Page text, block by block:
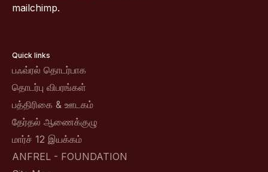
mailchimp.
Quick links
பஃவ்ரல் தொடர்பாக
தொடர்பு விபரங்கள்
பத்திரிகை & ஊடகம்
தேர்தல் ஆணைக்குழு
மார்ச் 12 இயக்கம்
ANFREL - FOUNDATION